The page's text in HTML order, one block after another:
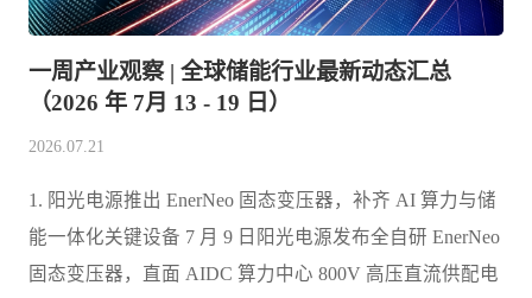
一周产业观察 | 全球储能行业最新动态汇总
（2026 年 7月 13 - 19 日）
2026.07.21
1. 阳光电源推出 EnerNeo 固态变压器，补齐 AI 算力与储
能一体化关键设备 7 月 9 日阳光电源发布全自研 EnerNeo
固态变压器，直面 AIDC 算力中心 800V 高压直流供配电